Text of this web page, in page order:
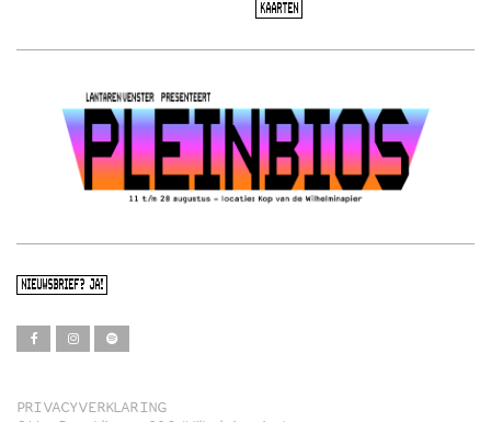
KAARTEN
NIEUWSBRIEF? JA!
PRIVACYVERKLARING